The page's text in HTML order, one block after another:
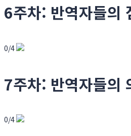
6주차: 반역자들의
0/4
7주차: 반역자들의
0/4